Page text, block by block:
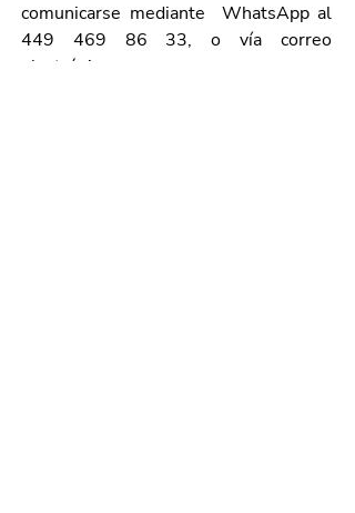
comunicarse mediante  WhatsApp al
449 469 86 33, o vía correo